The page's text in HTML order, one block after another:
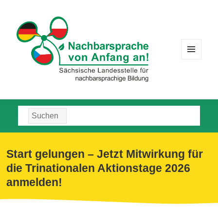
Suche
nach:
Start gelungen – Jetzt Mitwirkung für
die Trinationalen Aktionstage 2026
anmelden!